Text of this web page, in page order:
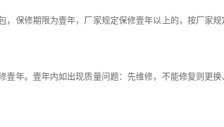
，保修期限为壹年，厂家规定保修壹年以上的，按厂家规
壹年。壹年内如出现质量问题：先维修，不能修复则更换